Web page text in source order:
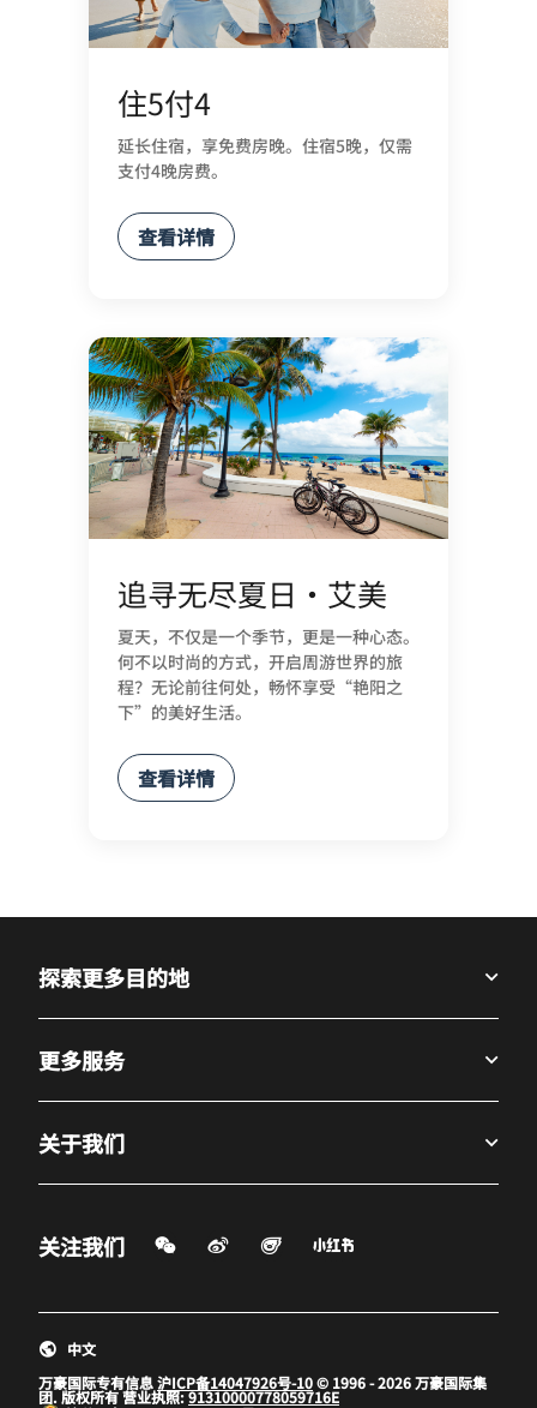
住5付4
延长住宿，享免费房晚。住宿5晚，仅需
支付4晚房费。
查看详情
追寻无尽夏日·艾美
夏天，不仅是一个季节，更是一种心态。
何不以时尚的方式，开启周游世界的旅
程？无论前往何处，畅怀享受“艳阳之
下”的美好生活。
查看详情
探索更多目的地
更多服务
关于我们
关注我们 微信扫一扫
微博
打开新窗口
飞猪
打开新窗口打开新窗口
万豪国际专有信息沪ICP备14047926号-10© 1996 - 2026 万豪国际集
团. 版权所有 营业执照:91310000778059716E
中文